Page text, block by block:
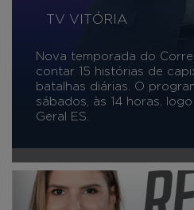
TV VITÓRIA
Nova temporada do
contar 15 histórias de
batalhas diárias. O
sábados, às 14 horas,
Geral ES.